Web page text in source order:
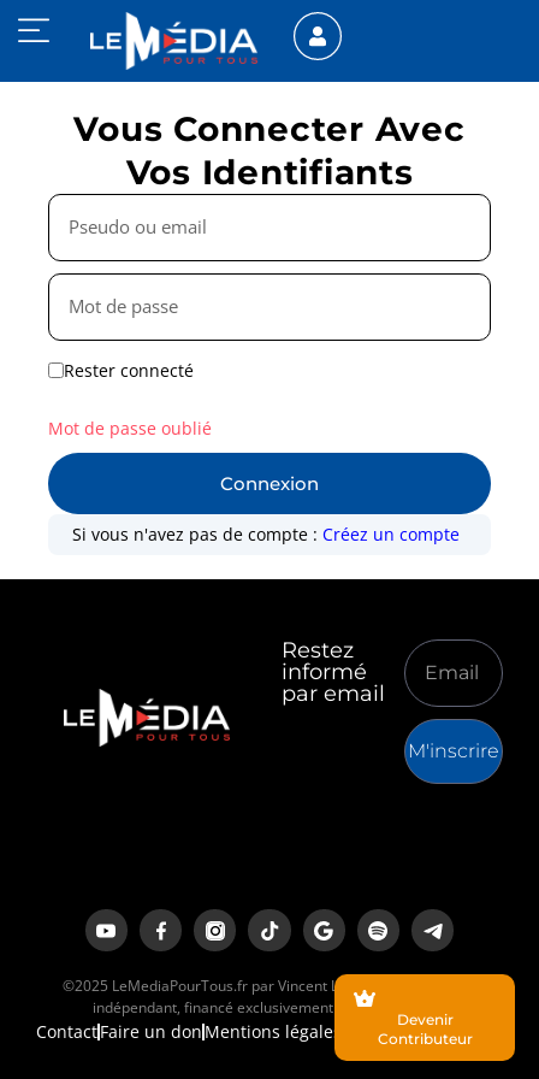
Vous Connecter Avec
Vos Identifiants
Rester connecté
Connexion
Mot de passe oublié
Si vous n'avez pas de compte :Créez un compte
Restez
informé
par email
M'inscrire
©2025 LeMediaPourTous.fr par Vincent Lapierre est un média
indépendant, financé exclusivement par ses lecteurs.
ContactFaire un don Mentions légales
Devenir
Contributeur